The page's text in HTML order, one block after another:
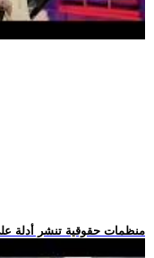
.. منظمات حقوقية تنشر أدلة